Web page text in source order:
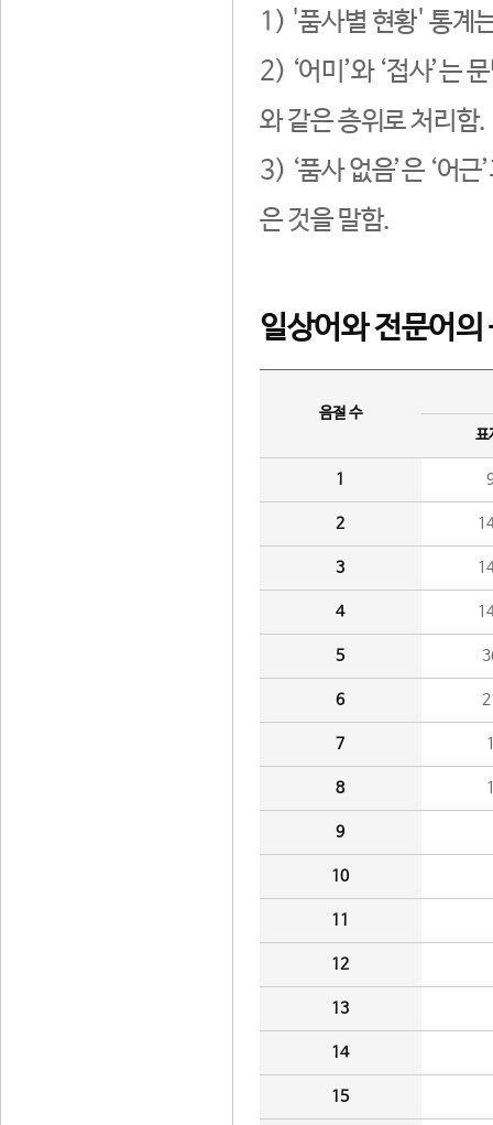
1) '품사별 현황' 통계
2) ‘어미’와 ‘접사’는
와 같은 층위로 처리함.
3) ‘품사 없음’은 ‘어
은 것을 말함.
일상어와 전문어의
음절 수
표
1
2
3
4
5
6
7
8
9
10
11
12
13
14
15